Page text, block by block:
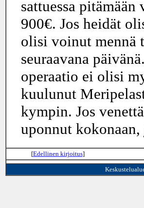
sattuessa
900€. Jos heidät
olisi voinut mennä
seuraavana
operaatio ei olisi
kuulunut
kympin. Jos
uponnut
[Edellinen kirjoitus]